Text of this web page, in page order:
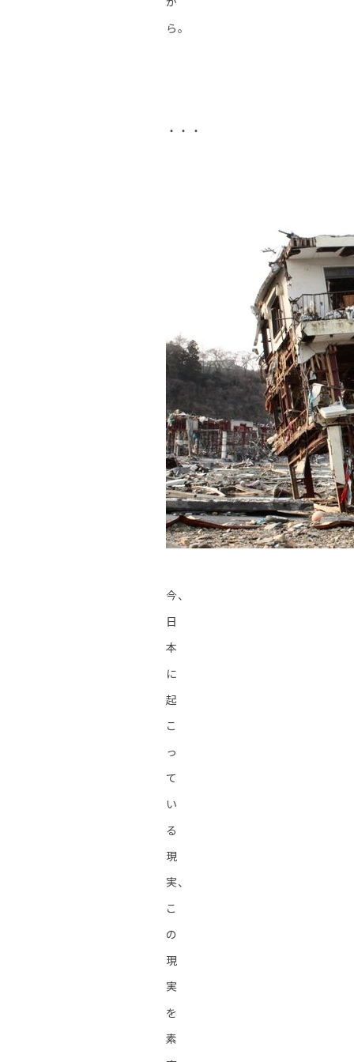
ら。
・・・
今、
日
本
に
起
こ
っ
て
い
る
現
実、
こ
の
現
実
を
素